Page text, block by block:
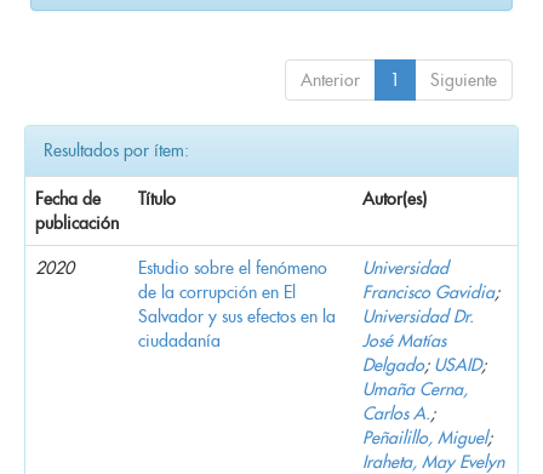
Anterior 1 Siguiente
Resultados por ítem:
Fecha de
publicación
Título Autor(es)
2020
Estudio sobre el fenómeno
de la corrupción en El
Salvador y sus efectos en la
ciudadanía
Universidad
Francisco Gavidia;
Universidad Dr.
José Matías
Delgado; USAID;
Umaña Cerna,
Carlos A.;
Peñailillo, Miguel;
Iraheta, May Evelyn